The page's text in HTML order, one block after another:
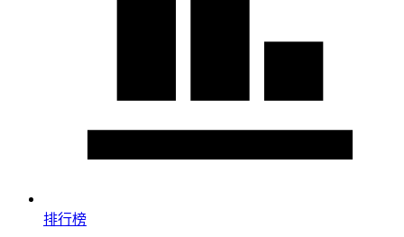
排行榜